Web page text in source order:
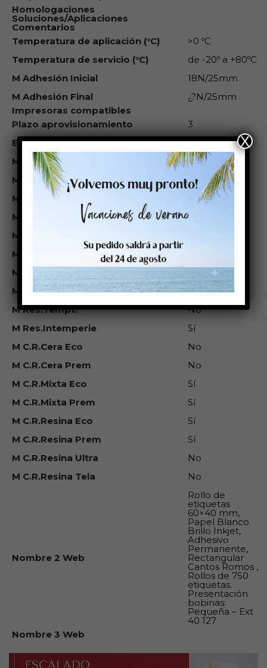
Homologaciones
Soluciones/Aplicaciones
Comentarios
Temperatura de aplicación (°C)
>0 ºC
Temperatura de servicio (°C)
de -20º a +80ºC
M Adhesión Inicial
18N/25mm
M Adhesión Final
¿?N/25mm
Impresoras compatibles
Plazo aprovisionamiento
3
Et. Peso Rollo (kg)
0,321
M Térm Directo
No
M Trans.Termica
Sí
M Inkjet
M Láser
No
M Res.Agua
M Res.Ag.Salada
M Res.Sol
M Res.Gasolina
No
M Res.Tempt.
No
M Res.Intemperie
Sí
M C.R.Cera Eco
No
M C.R.Cera Prem
No
M C.R.Mixta Eco
Sí
M C.R.Mixta Prem
Sí
M C.R.Resina Eco
Sí
M C.R.Resina Prem
Sí
M C.R.Resina Ultra
No
M C.R.Resina Tela
No
Nombre 2 Web
Rollo de
etiquetas
60×40 mm,
Papel Blanco
Brillo Inkjet,
Adhesivo
Permanente,
Rectangular
Cantos Romos ,
Rollos de 750
etiquetas.
Presentación
bobinas:
Pequeña – Ext
40 127
Nombre 3 Web
X